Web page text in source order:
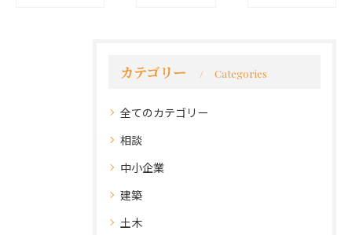
カテゴリー Categories
全てのカテゴリー
相談
中小企業
建築
土木